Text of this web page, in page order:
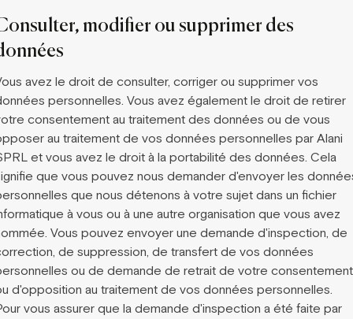
modifier ou supprimer des
avez le droit de consulter, corriger ou supprimer vos
personnelles. Vous avez également le droit de retirer
consentement au traitement des données ou de vous
au traitement de vos données personnelles par Alani
et vous avez le droit à la portabilité des données. Cela
que vous pouvez nous demander d'envoyer les
que nous détenons à votre sujet dans un fichier
à vous ou à une autre organisation que vous avez
Vous pouvez envoyer une demande d'inspection, de
de suppression, de transfert de vos données
ou de demande de retrait de votre consentement
d'opposition au traitement de vos données personnelles.
vous assurer que la demande d'inspection a été faite par